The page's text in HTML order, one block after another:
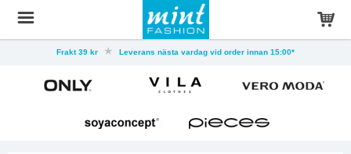
Frakt 39 kr Leverans nästa vardag vid order innan 15:00*